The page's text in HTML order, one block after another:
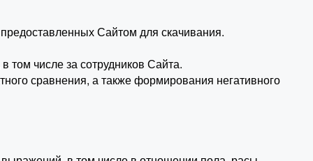
Сайтом для скачивания.
том числе за сотрудников Сайта.
сравнения, а также формирования негативного